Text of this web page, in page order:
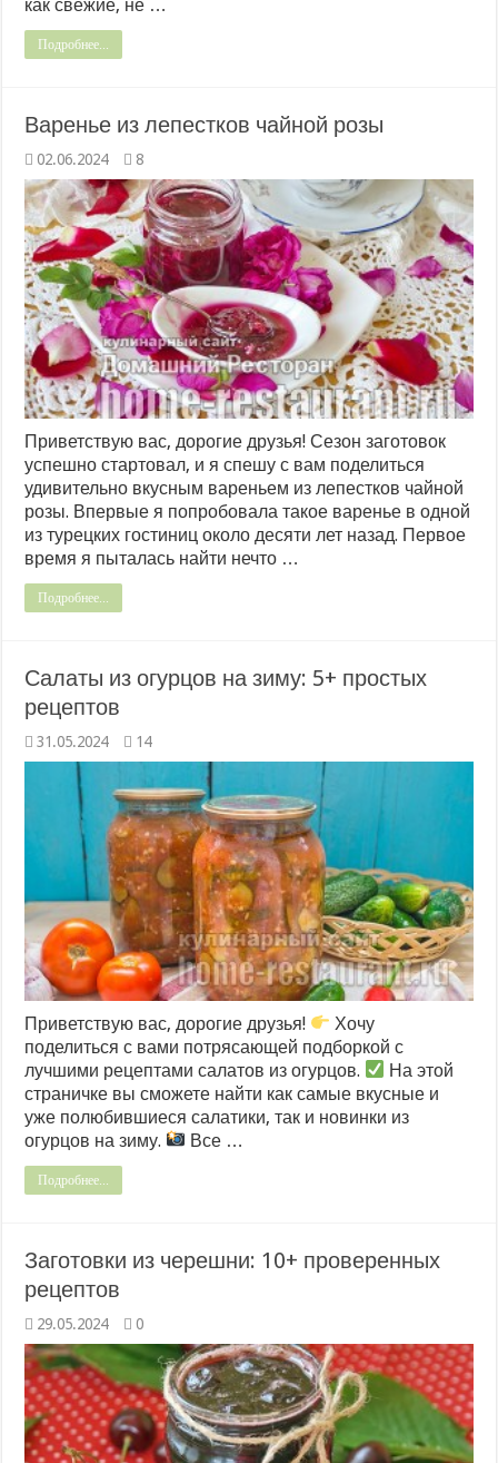
как свежие, не …
Подробнее...
Варенье из лепестков чайной розы
02.06.2024 8
Приветствую вас, дорогие друзья! Сезон заготовок
успешно стартовал, и я спешу с вам поделиться
удивительно вкусным вареньем из лепестков чайной
розы. Впервые я попробовала такое варенье в одной
из турецких гостиниц около десяти лет назад. Первое
время я пыталась найти нечто …
Подробнее...
Салаты из огурцов на зиму: 5+ простых
рецептов
31.05.2024 14
Приветствую вас, дорогие друзья!
Хочу
поделиться с вами потрясающей подборкой с
лучшими рецептами салатов из огурцов.
На этой
страничке вы сможете найти как самые вкусные и
уже полюбившиеся салатики, так и новинки из
огурцов на зиму.
Все …
Подробнее...
Заготовки из черешни: 10+ проверенных
рецептов
29.05.2024 0